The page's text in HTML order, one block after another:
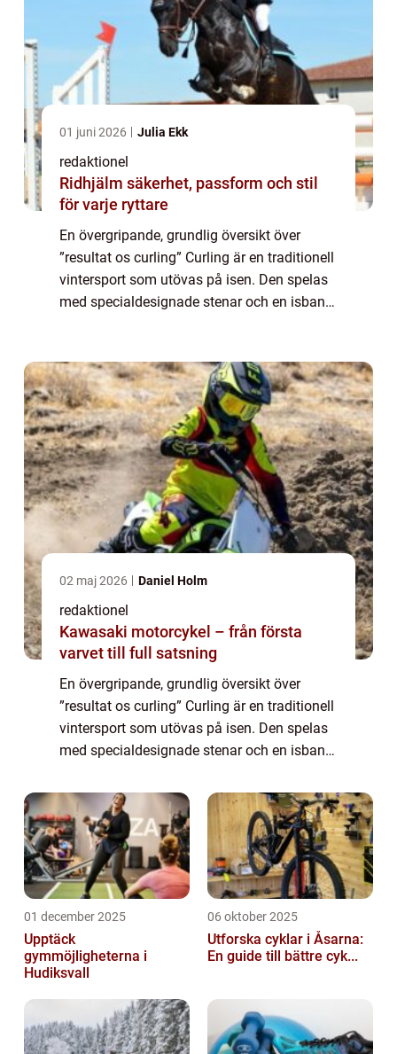
01 juni 2026 Julia Ekk
redaktionel
Ridhjälm säkerhet, passform och stil
för varje ryttare
En övergripande, grundlig översikt över
”resultat os curling” Curling är en traditionell
vintersport som utövas på isen. Den spelas
med specialdesignade stenar och en isbana
02 maj 2026 Daniel Holm
redaktionel
Kawasaki motorcykel – från första
varvet till full satsning
En övergripande, grundlig översikt över
”resultat os curling” Curling är en traditionell
vintersport som utövas på isen. Den spelas
med specialdesignade stenar och en isbana
är en mycket eftertrakt...
01 december 2025
Upptäck
gymmöjligheterna i
Hudiksvall
06 oktober 2025
Utforska cyklar i Åsarna:
En guide till bättre cyk...